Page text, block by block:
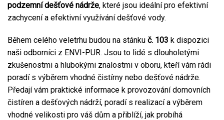
podzemní dešťové nádrže, které jsou ideální pro efektivní
zachycení a efektivní využívání dešťové vody.
Během celého veletrhu budou na stánku č. 103 k dispozici
naši odborníci z ENVI-PUR. Jsou to lidé s dlouholetými
zkušenostmi a hlubokými znalostmi v oboru, kteří vám rádi
poradí s výběrem vhodné čistírny nebo dešťové nádrže.
Předají vám praktické informace k provozování domovních
čistíren a dešťových nádrží, poradí s realizací a výběrem
vhodné velikosti pro váš dům a přiblíží, jak probíhá